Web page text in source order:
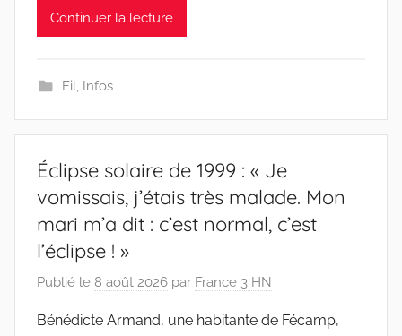
Continuer la lecture
Fil Infos
Éclipse solaire de 1999 : « Je
vomissais, j’étais très malade. Mon
mari m’a dit : c’est normal, c’est
l’éclipse ! »
Publié le 8 août 2026 par France 3 HN
Bénédicte Armand, une habitante de Fécamp,